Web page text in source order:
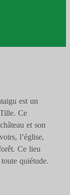
est un
Ce
et son
l’église,
Ce lieu
quiétude.